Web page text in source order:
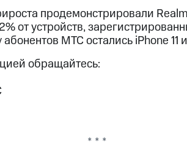
продемонстрировали
от устройств,
МТС остались iPhone 11
обращайтесь:
* * *